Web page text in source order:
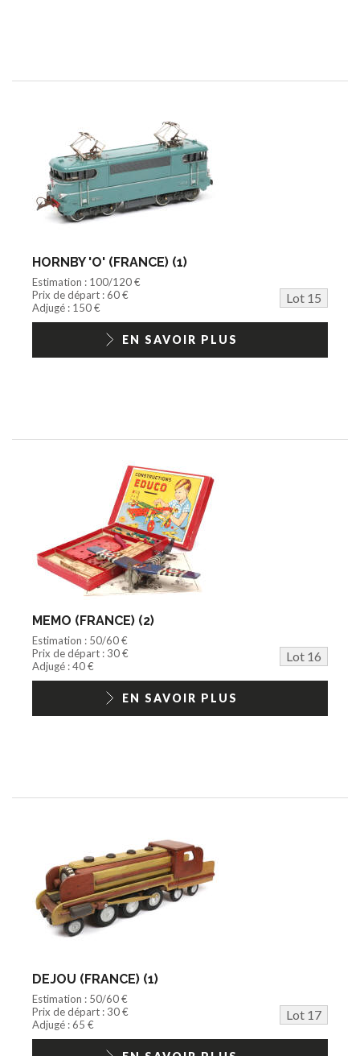
HORNBY 'O' (FRANCE) (1)
Estimation : 100/120 €
Prix de départ : 60 €
Lot 15
Adjugé : 150 €
EN SAVOIR PLUS
MEMO (FRANCE) (2)
Estimation : 50/60 €
Prix de départ : 30 €
Lot 16
Adjugé : 40 €
EN SAVOIR PLUS
DEJOU (FRANCE) (1)
Estimation : 50/60 €
Prix de départ : 30 €
Lot 17
Adjugé : 65 €